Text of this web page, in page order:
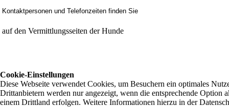
Kontaktpersonen und Telefonzeiten finden Sie
auf den Vermittlungsseiten der Hunde
Cookie-Einstellungen
Diese Webseite verwendet Cookies, um Besuchern ein optimales
Drittanbietern werden nur angezeigt, wenn die entsprechende Option
einem Drittland erfolgen. Weitere Informationen hierzu in der